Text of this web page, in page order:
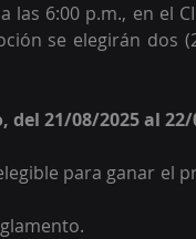
las 6:00 p.m., en el
se elegirán dos
21/08/2025 al 22/
para ganar el